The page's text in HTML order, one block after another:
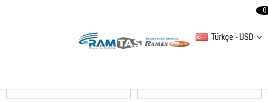
Türkçe - USD
0